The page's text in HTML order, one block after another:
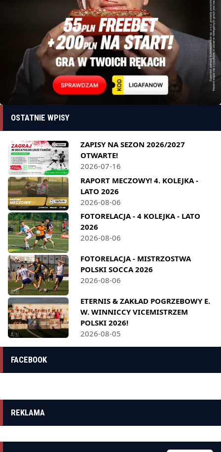
OSTATNIE WPISY
ZAPISY NA SEZON 2026/2027
OTWARTE!
2026-07-16
RAPORT MECZOWY! 4. KOLEJKA -
LATO 2026
2026-08-06
FOTORELACJA - 4 KOLEJKA - LATO
2026
2026-08-06
FOTORELACJA - MISTRZOSTWA
POLSKI SOCCA 2026
2026-08-06
ETERNIS & ZAKŁAD POGRZEBOWY E.
W. WINNICCY VICEMISTRZEM
POLSKI 2026!
2026-08-05
FACEBOOK
REKLAMA